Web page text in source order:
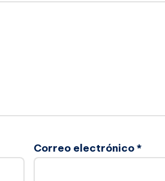
Correo electrónico*